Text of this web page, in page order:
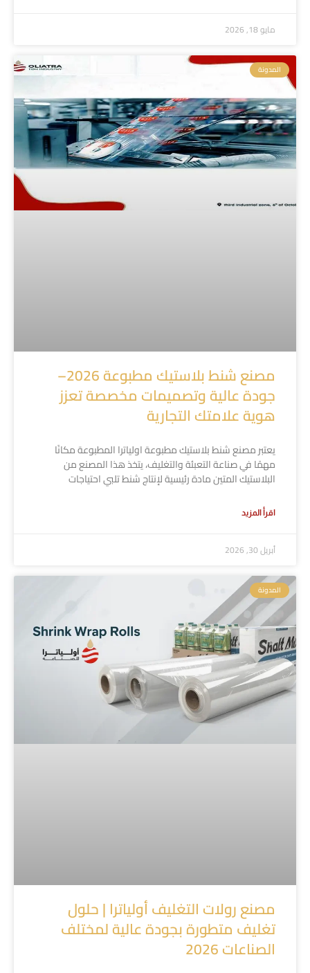
مايو 18, 2026
المدونة
مصنع شنط بلاستيك مطبوعة 2026–
جودة عالية وتصميمات مخصصة تعزز
هوية علامتك التجارية
يعتبر مصنع شنط بلاستيك مطبوعة اولياترا المطبوعة مكانًا
مهمًا في صناعة التعبئة والتغليف، يتخذ هذا المصنع من
البلاستيك المتين مادة رئيسية لإنتاج شنط تلبي احتياجات
اقرأ المزيد
أبريل 30, 2026
المدونة
مصنع رولات التغليف أولياترا | حلول
تغليف متطورة بجودة عالية لمختلف
الصناعات 2026